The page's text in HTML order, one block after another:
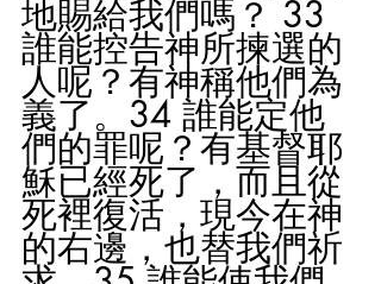
地賜給我們嗎？ 33
誰能控告神所揀選的
人呢？有神稱他們為
義了。34 誰能定他
們的罪呢？有基督耶
穌已經死了，而且從
死裡復活，現今在神
的右邊，也替我們祈